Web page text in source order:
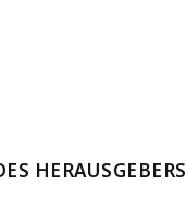
HERAUSGEBERS